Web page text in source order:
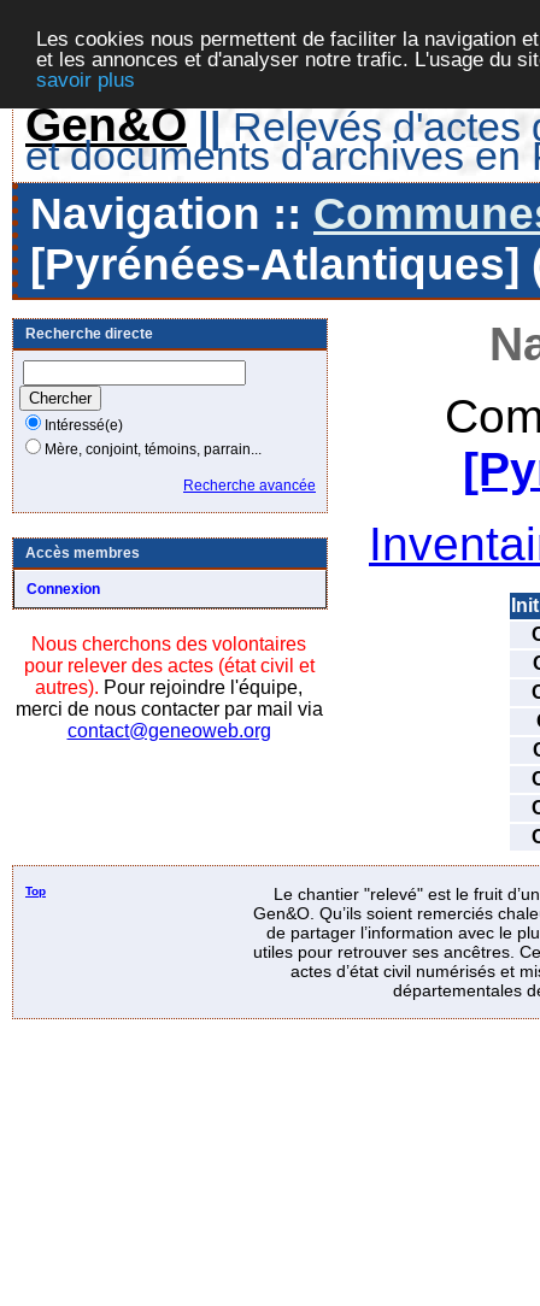
Les cookies nous permettent de faciliter la navigation
et les annonces et d'analyser notre trafic. L'usage du
savoir plus
Gen&O || Relevés d'actes
et documents d'archives en
Navigation ::
[Pyrénées-Atlantiques]
Recherche directe
Intéressé(e)
Mère, conjoint, témoins, parrain...
Recherche avancée
Accès membres
Connexion
Nous cherchons des volontaires
pour relever des actes (état civil et
autres). Pour rejoindre l'équipe,
merci de nous contacter par mail via
contact@geneoweb.org
Top
Le chantier "relevé" est le fruit
Gen&O. Qu’ils soient remerciés
de partager l’information avec le
utiles pour retrouver ses ancêtres.
actes d’état civil numérisés et
départementales